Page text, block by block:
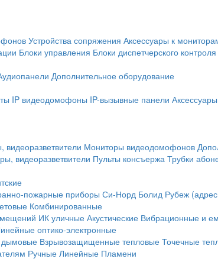
Устройства сопряжения Аксессуары к
Блоки управления Блоки диспетчерского контроля
Дополнительное оборудование
IP видеодомофоны IP-вызывные панели Аксессуары
видеоразветвители Мониторы видеодомофонов
видеоразветвители Пульты консъержа Трубки
пожарные приборы Си-Норд Болид Рубеж
Комбинированные
ИК уличные Акустические Вибрационные и
оптико-электронные
дымовые Взрывозащищенные тепловые Точечные
Ручные Линейные Пламени